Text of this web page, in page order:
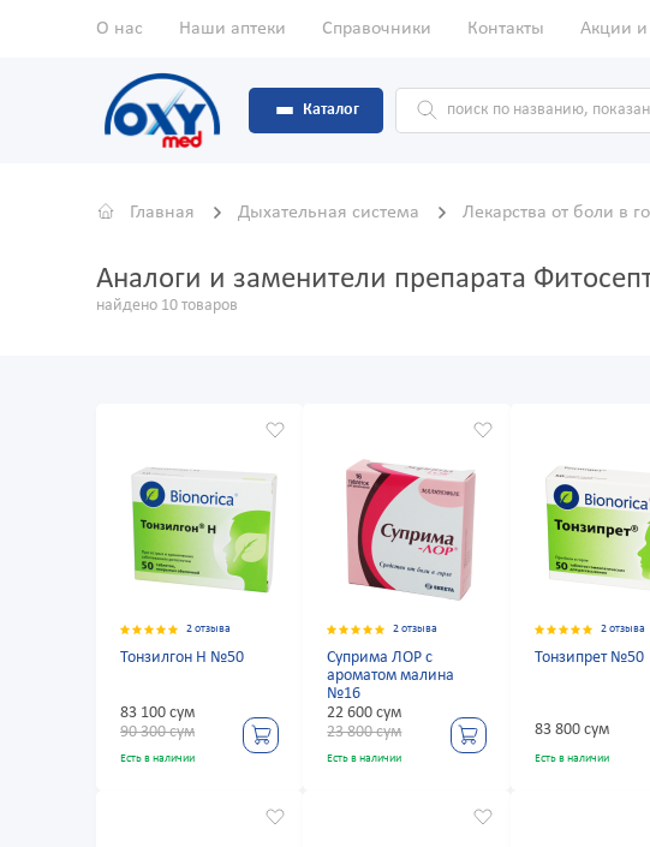
О нас Наши аптеки Справочники Контакты Акции и
Каталог
Главная Дыхательная система Лекарства от боли в
Аналоги и заменители препарата
найдено 10 товаров
2 отзыва
Тонзилгон Н №50
83 100 сум
90 300 сум
Есть в наличии
2 отзыва
Суприма ЛОР с
ароматом малина
№16
22 600 сум
23 800 сум
Есть в наличии
2 отзыва
Тонзипрет №50
83 800 сум
Есть в наличии